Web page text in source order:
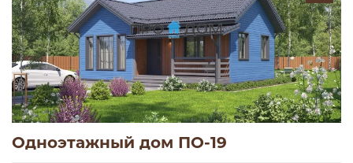
Одноэтажный дом ПО-19